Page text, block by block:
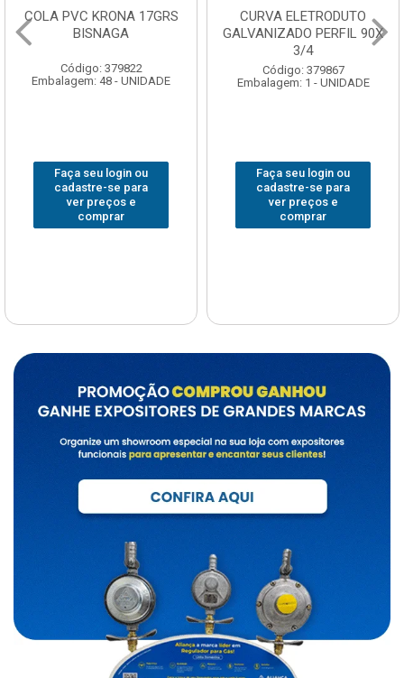
COLA PVC KRONA 17GRS
BISNAGA
Código: 379822
Embalagem: 48 - UNIDADE
Faça seu login ou
cadastre-se para
ver preços e
comprar
CURVA ELETRODUTO
GALVANIZADO PERFIL 90X
3/4
Código: 379867
Embalagem: 1 - UNIDADE
Faça seu login ou
cadastre-se para
ver preços e
comprar